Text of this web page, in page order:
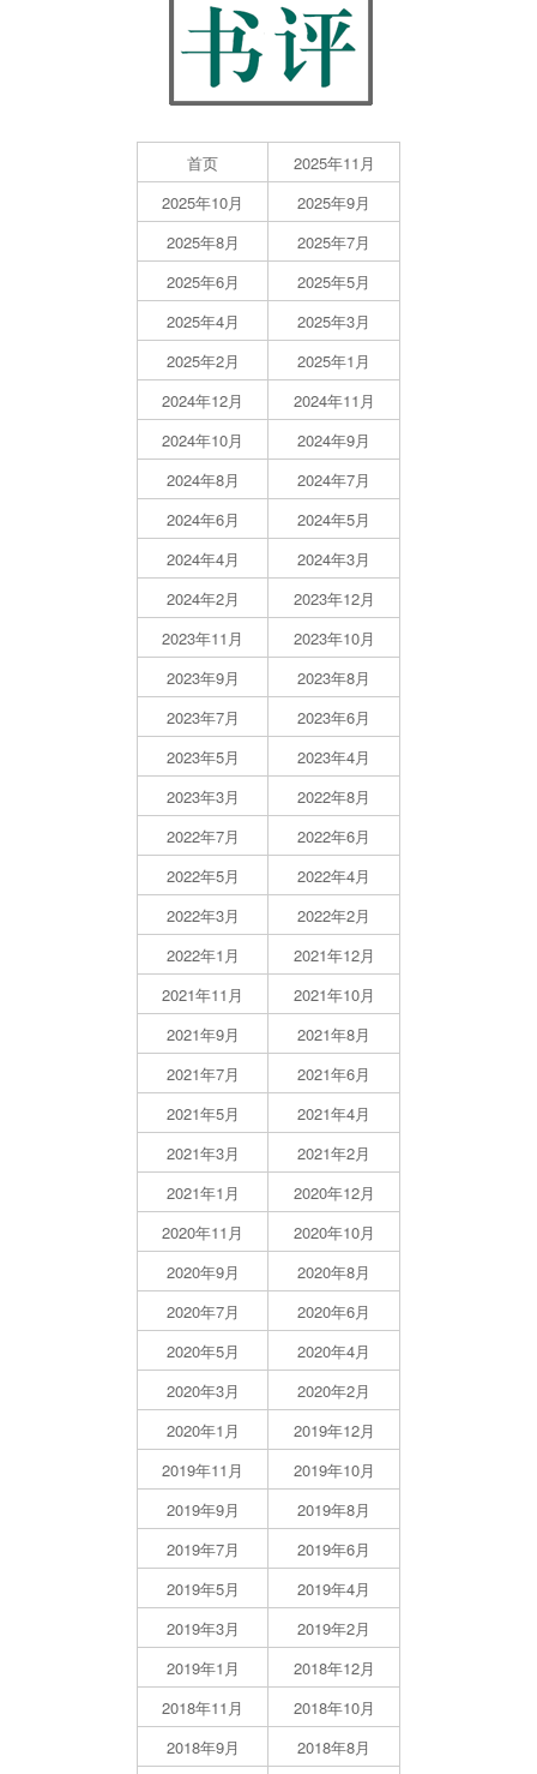
首页
2025年11月
2025年10月
2025年9月
2025年8月
2025年7月
2025年6月
2025年5月
2025年4月
2025年3月
2025年2月
2025年1月
2024年12月
2024年11月
2024年10月
2024年9月
2024年8月
2024年7月
2024年6月
2024年5月
2024年4月
2024年3月
2024年2月
2023年12月
2023年11月
2023年10月
2023年9月
2023年8月
2023年7月
2023年6月
2023年5月
2023年4月
2023年3月
2022年8月
2022年7月
2022年6月
2022年5月
2022年4月
2022年3月
2022年2月
2022年1月
2021年12月
2021年11月
2021年10月
2021年9月
2021年8月
2021年7月
2021年6月
2021年5月
2021年4月
2021年3月
2021年2月
2021年1月
2020年12月
2020年11月
2020年10月
2020年9月
2020年8月
2020年7月
2020年6月
2020年5月
2020年4月
2020年3月
2020年2月
2020年1月
2019年12月
2019年11月
2019年10月
2019年9月
2019年8月
2019年7月
2019年6月
2019年5月
2019年4月
2019年3月
2019年2月
2019年1月
2018年12月
2018年11月
2018年10月
2018年9月
2018年8月